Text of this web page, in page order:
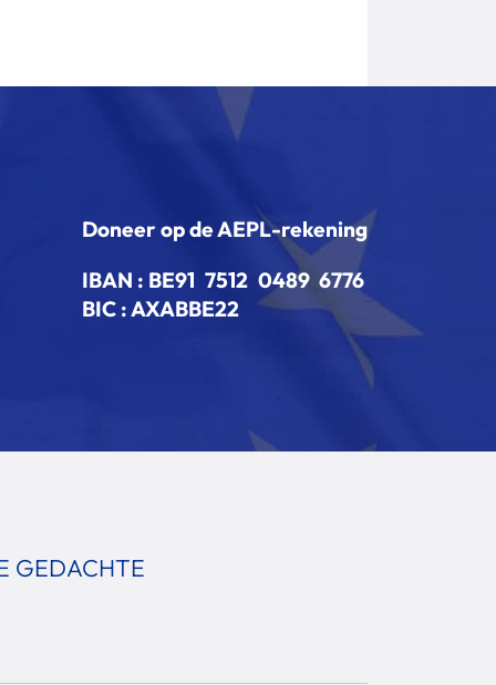
Doneer op de AEPL-rekening
IBAN : BE91 7512 0489 6776
BIC : AXABBE22
GEDACHTE